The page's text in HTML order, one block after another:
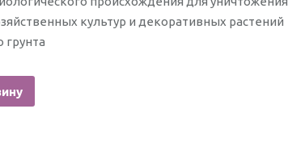
культур и декоративных растений
грунта